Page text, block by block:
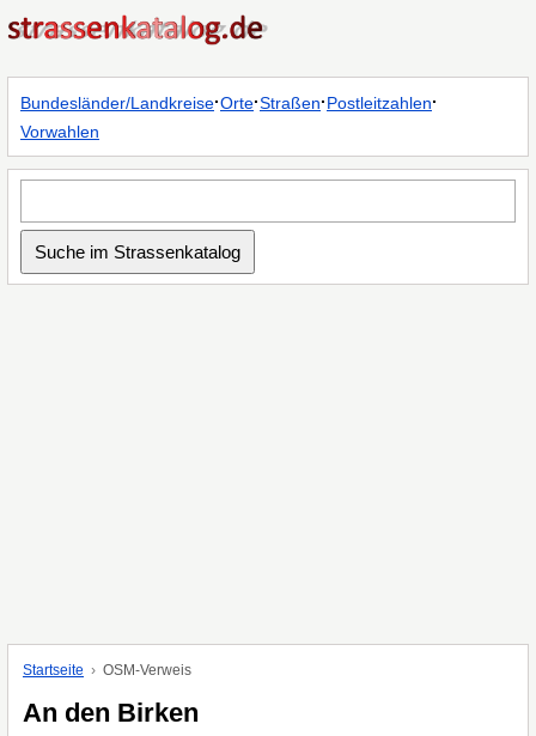
Bundesländer/Landkreise·Orte·Straßen·Postleitzahlen·
Vorwahlen
Startseite OSM-Verweis
An den Birken